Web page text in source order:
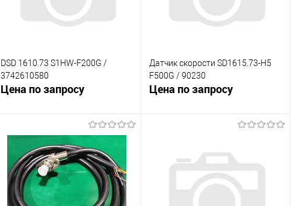
DSD 1610.73 S1HW-F200G /
3742610580
Цена по запросу
В корзину
К сравнению
В избранное
Под заказ
Датчик скорости SD1615.73-H5
F500G / 90230
Цена по запросу
В корзину
К сравнению
В избранное
Под заказ